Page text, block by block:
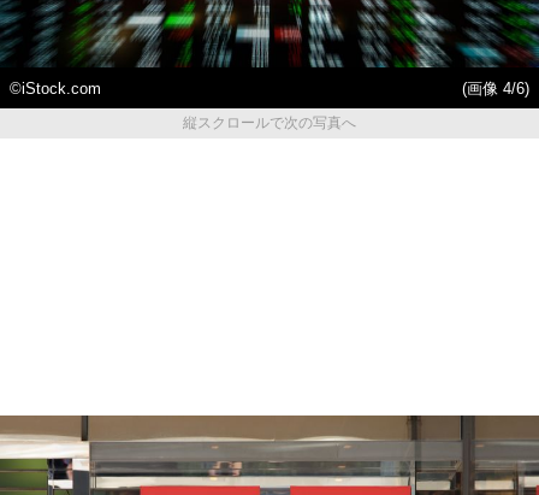
©iStock.com
(画像 4/6)
縦スクロールで次の写真へ